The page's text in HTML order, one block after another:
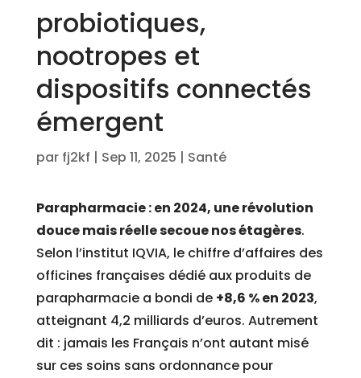
probiotiques,
nootropes et
dispositifs connectés
émergent
par fj2kf | Sep 11, 2025 | Santé
Parapharmacie : en 2024, une révolution
douce mais réelle secoue nos étagères.
Selon l’institut IQVIA, le chiffre d’affaires des
officines françaises dédié aux produits de
parapharmacie a bondi de +8,6 % en 2023,
atteignant 4,2 milliards d’euros. Autrement
dit : jamais les Français n’ont autant misé
sur ces soins sans ordonnance pour